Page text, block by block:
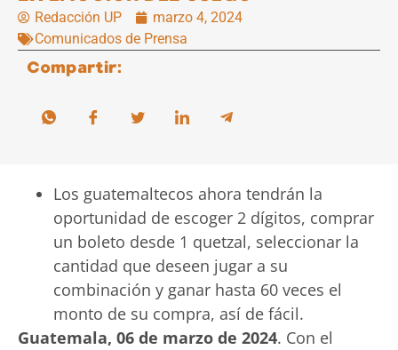
Redacción UP
marzo 4, 2024
Comunicados de Prensa
Compartir:
Los guatemaltecos ahora tendrán la
oportunidad de escoger 2 dígitos, comprar
un boleto desde 1 quetzal, seleccionar la
cantidad que deseen jugar a su
combinación y ganar hasta 60 veces el
monto de su compra, así de fácil.
Guatemala, 06 de marzo de 2024. Con el